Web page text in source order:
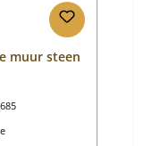
muur steen